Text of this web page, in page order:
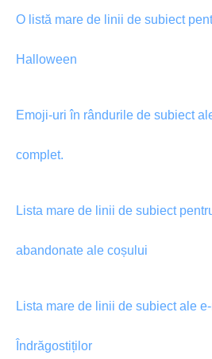
O listă mare de linii de subiect
Halloween
Emoji-uri în rândurile de subiect
complet.
Lista mare de linii de subiect
abandonate ale coșului
Lista mare de linii de subiect ale
Îndrăgostiților